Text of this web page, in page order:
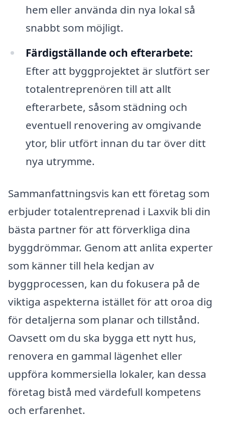
hem eller använda din nya lokal så
snabbt som möjligt.
Färdigställande och efterarbete:
Efter att byggprojektet är slutfört ser
totalentreprenören till att allt
efterarbete, såsom städning och
eventuell renovering av omgivande
ytor, blir utfört innan du tar över ditt
nya utrymme.
Sammanfattningsvis kan ett företag som
erbjuder totalentreprenad i Laxvik bli din
bästa partner för att förverkliga dina
byggdrömmar. Genom att anlita experter
som känner till hela kedjan av
byggprocessen, kan du fokusera på de
viktiga aspekterna istället för att oroa dig
för detaljerna som planar och tillstånd.
Oavsett om du ska bygga ett nytt hus,
renovera en gammal lägenhet eller
uppföra kommersiella lokaler, kan dessa
företag bistå med värdefull kompetens
och erfarenhet.